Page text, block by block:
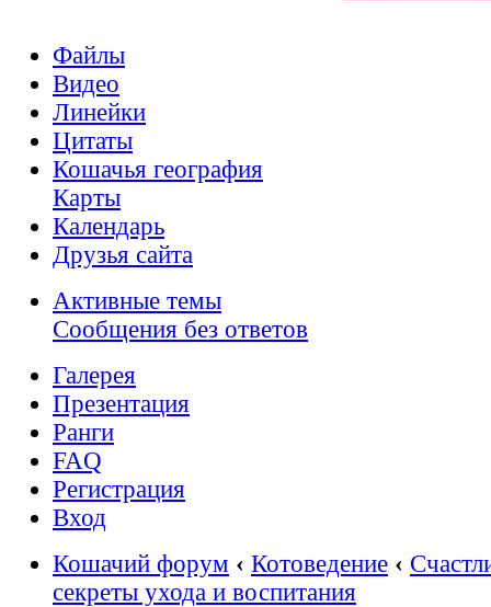
Файлы
Видео
Линейки
Цитаты
Кошачья география
Карты
Календарь
Друзья сайта
Активные темы
Сообщения без ответов
Галерея
Презентация
Ранги
FAQ
Регистрация
Вход
Кошачий форум ‹ Котоведение ‹
секреты ухода и воспитания